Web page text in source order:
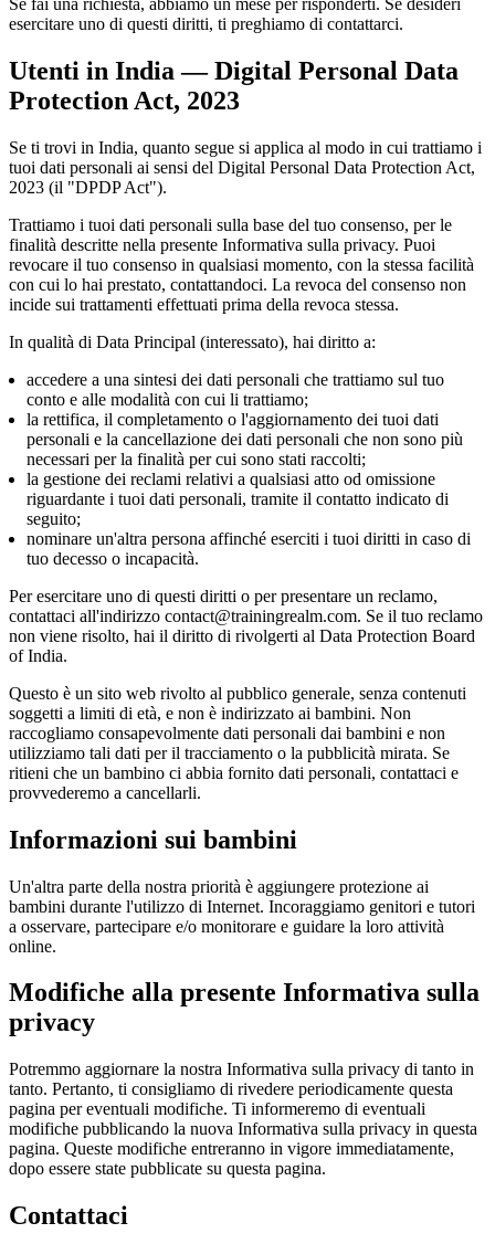
Se fai una richiesta, abbiamo un mese per risponderti. Se desideri
esercitare uno di questi diritti, ti preghiamo di contattarci.
Utenti in India — Digital Personal Data
Protection Act, 2023
Se ti trovi in India, quanto segue si applica al modo in cui trattiamo i
tuoi dati personali ai sensi del Digital Personal Data Protection Act,
2023 (il "DPDP Act").
Trattiamo i tuoi dati personali sulla base del tuo consenso, per le
finalità descritte nella presente Informativa sulla privacy. Puoi
revocare il tuo consenso in qualsiasi momento, con la stessa facilità
con cui lo hai prestato, contattandoci. La revoca del consenso non
incide sui trattamenti effettuati prima della revoca stessa.
In qualità di Data Principal (interessato), hai diritto a:
accedere a una sintesi dei dati personali che trattiamo sul tuo
conto e alle modalità con cui li trattiamo;
la rettifica, il completamento o l'aggiornamento dei tuoi dati
personali e la cancellazione dei dati personali che non sono più
necessari per la finalità per cui sono stati raccolti;
la gestione dei reclami relativi a qualsiasi atto od omissione
riguardante i tuoi dati personali, tramite il contatto indicato di
seguito;
nominare un'altra persona affinché eserciti i tuoi diritti in caso di
tuo decesso o incapacità.
Per esercitare uno di questi diritti o per presentare un reclamo,
contattaci all'indirizzo contact@trainingrealm.com. Se il tuo reclamo
non viene risolto, hai il diritto di rivolgerti al Data Protection Board
of India.
Questo è un sito web rivolto al pubblico generale, senza contenuti
soggetti a limiti di età, e non è indirizzato ai bambini. Non
raccogliamo consapevolmente dati personali dai bambini e non
utilizziamo tali dati per il tracciamento o la pubblicità mirata. Se
ritieni che un bambino ci abbia fornito dati personali, contattaci e
provvederemo a cancellarli.
Informazioni sui bambini
Un'altra parte della nostra priorità è aggiungere protezione ai
bambini durante l'utilizzo di Internet. Incoraggiamo genitori e tutori
a osservare, partecipare e/o monitorare e guidare la loro attività
online.
Modifiche alla presente Informativa sulla
privacy
Potremmo aggiornare la nostra Informativa sulla privacy di tanto in
tanto. Pertanto, ti consigliamo di rivedere periodicamente questa
pagina per eventuali modifiche. Ti informeremo di eventuali
modifiche pubblicando la nuova Informativa sulla privacy in questa
pagina. Queste modifiche entreranno in vigore immediatamente,
dopo essere state pubblicate su questa pagina.
Contattaci